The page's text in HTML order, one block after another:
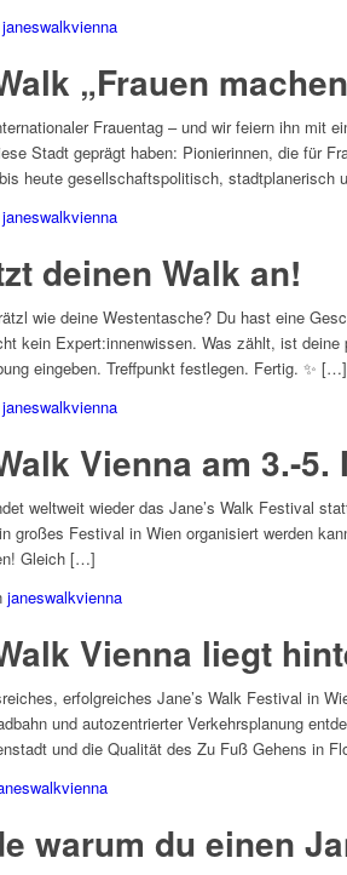
janeswalkvienna
„Frauen
Frauentag – und wir feiern ihn mit
Stadt geprägt haben: Pionierinnen, die für
heute gesellschaftspolitisch,
janeswalkvienna
deinen Walk an!
wie deine Westentasche? Du hast eine
kein Expert:innenwissen. Was zählt, ist
eingeben. Treffpunkt festlegen. Fertig. ✨ […]
janeswalkvienna
Vienna am 3.-5.
weltweit wieder das Jane’s Walk Festival
großes Festival in Wien organisiert werden
Gleich […]
janeswalkvienna
Vienna liegt
erfolgreiches Jane’s Walk Festival in
und autozentrierter Verkehrsplanung
und die Qualität des Zu Fuß Gehens in
warum du einen